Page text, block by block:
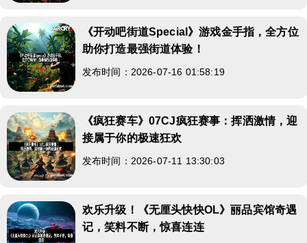
《开动吧街道Special》游戏金手指，全方位
助你打造最强街道体验！
发布时间：2026-07-16 01:58:19
《疯狂赛车》07CJ疯狂赛事：挥洒激情，迎
接属于你的极速狂欢
发布时间：2026-07-11 13:30:03
欢乐升级！《无厘头快快OL》丽品宾馆奇遇
记，笑料不断，惊喜连连